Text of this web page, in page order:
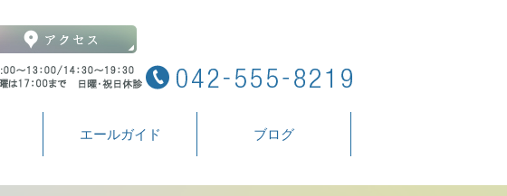
エールガイド ブログ